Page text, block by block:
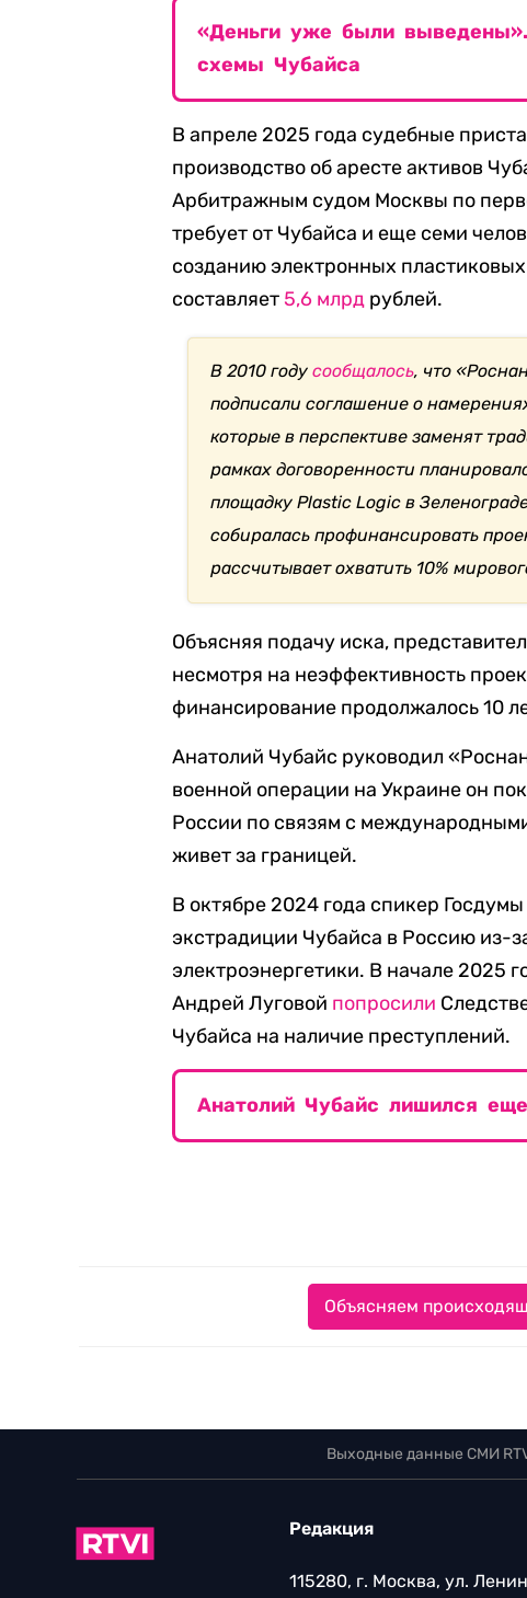
«Деньги уже были
схемы Чубайса
В апреле 2025 года судебные
производство об аресте активов
Арбитражным судом Москвы по
требует от Чубайса и еще семи
созданию электронных
составляет 5,6 млрд рублей.
В 2010 годусообщалось, что
подписали соглашение о
которые в перспективе заменят
рамках договоренности
площадку Plastic Logic в
собиралась профинансировать
рассчитывает охватить 10%
Объясняя подачу иска,
несмотря на неэффективность
финансирование продолжалось 10
Анатолий Чубайс руководил
военной операции на Украине он
России по связям с
живет за границей.
В октябре 2024 года спикер
экстрадиции Чубайса в Россию из-
электроэнергетики. В начале 2025
Андрей Луговой попросили
Чубайса на наличие преступлений.
Анатолий Чубайс лишился
Объясняем
Выходные данные СМИ
Редакция
115280, г. Москва, ул.